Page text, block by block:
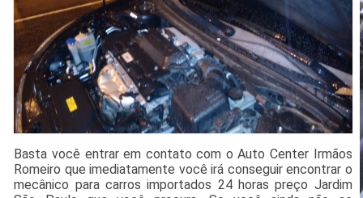
Basta você entrar em contato com o Auto Center Irmãos
Romeiro que imediatamente você irá conseguir encontrar o
mecânico para carros importados 24 horas preço Jardim